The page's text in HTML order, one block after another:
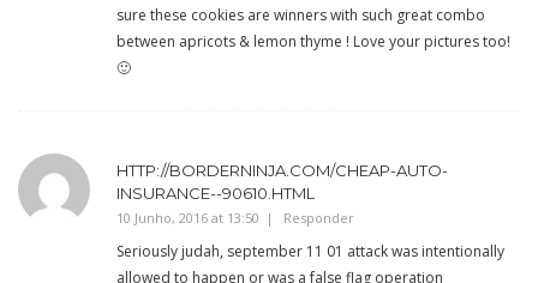
sure these cookies are winners with such great combo
between apricots & lemon thyme ! Love your pictures too!
🙂
HTTP://BORDERNINJA.COM/CHEAP-AUTO-
INSURANCE--90610.HTML
10 Junho, 2016 at 13:50 Responder
Seriously judah, september 11 01 attack was intentionally
allowed to happen or was a false flag operation